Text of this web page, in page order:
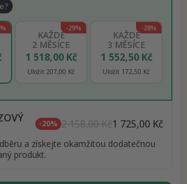
-29%
KAŽDÉ
2 MĚSÍCE
1 518,00 Kč
Uložit 207,00 Kč
-28%
KAŽDÉ
3 MĚSÍCE
1 552,50 Kč
Uložit 172,50 Kč
-20% 2 158,00 Kč1 725,00 Kč
a získejte okamžitou dodatečnou
produkt.